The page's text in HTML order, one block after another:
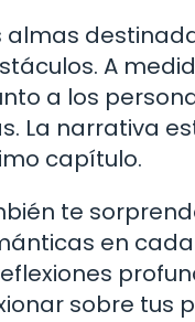
almas
A
a los
La narrativa
capítulo.
te
en
sobre tus